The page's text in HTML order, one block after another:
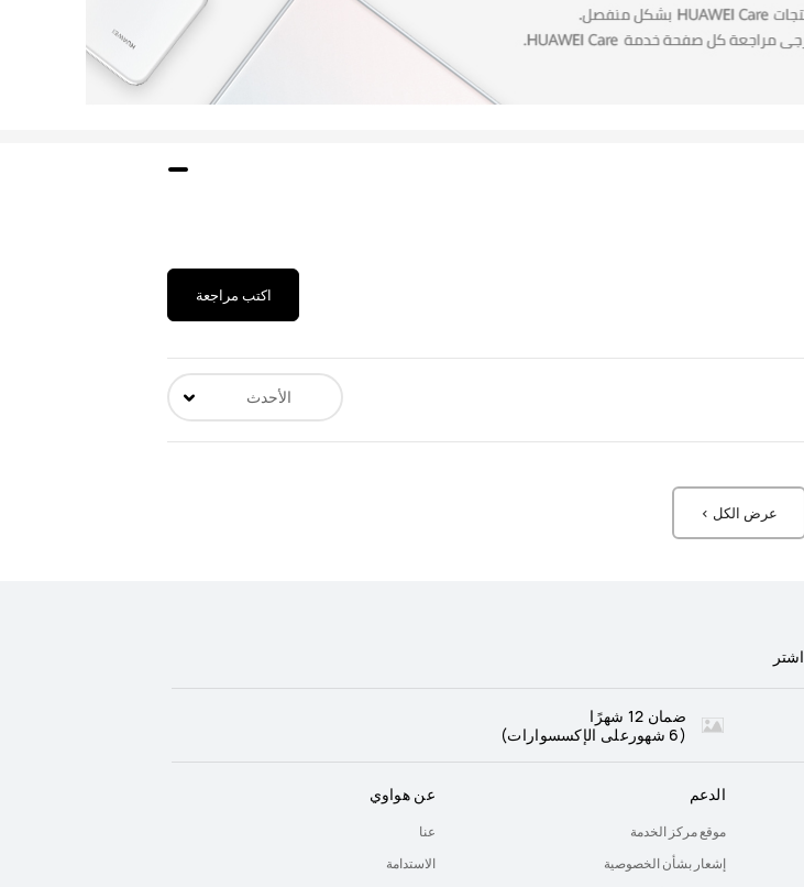
اكتب مراجعة
الأحدث
عرض الكل >
اشتر
ضمان 12 شهرًا
(6 شهورعلى الإكسسوارات)
الدعم
موقع مركز الخدمة
إشعار بشأن الخصوصية
عن هواوي
عنا
الاستدامة